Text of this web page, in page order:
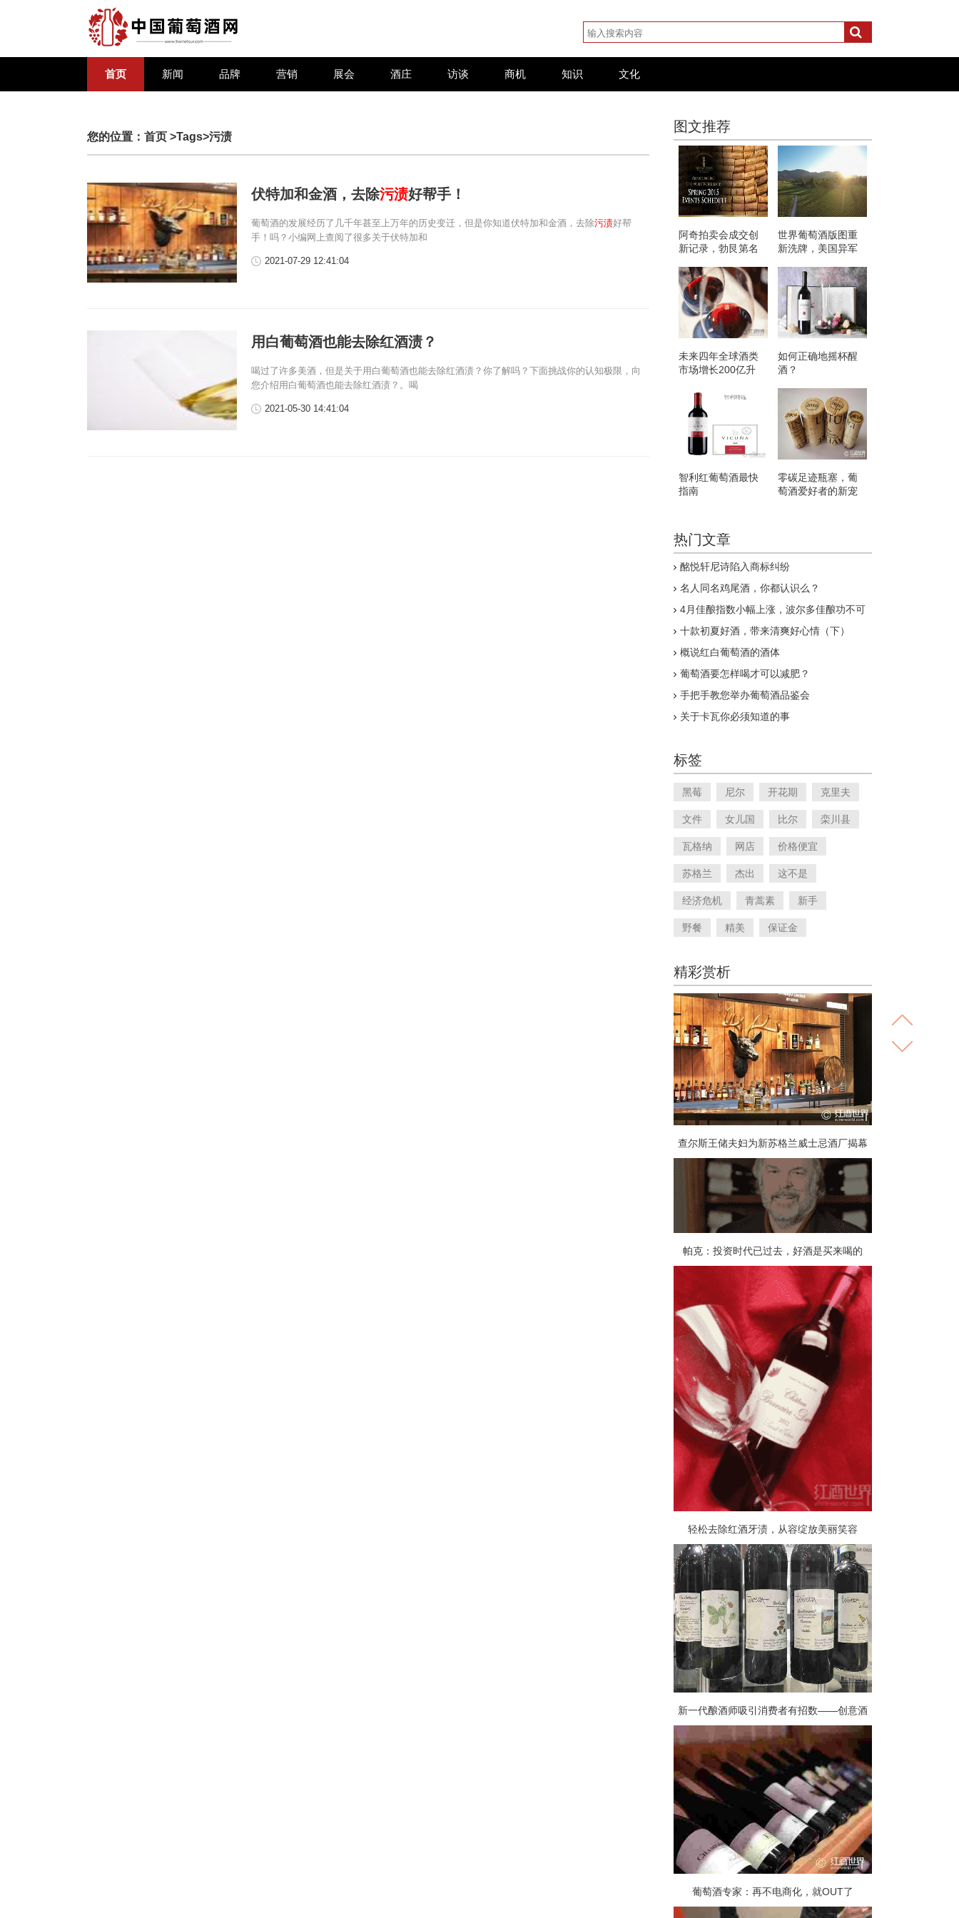
首页 新闻 品牌 营销 展会 酒庄 访谈 商机 知识 文化
您的位置： 首页 >Tags>污渍
伏特加和金酒，去除污渍好帮手！
葡萄酒的发展经历了几千年甚至上万年的历史变迁，但是你知道伏特加和金酒，去除污渍好帮
手！吗？小编网上查阅了很多关于伏特加和
2021-07-29 12:41:04
用白葡萄酒也能去除红酒渍？
喝过了许多美酒，但是关于用白葡萄酒也能去除红酒渍？你了解吗？下面挑战你的认知极限，向
您介绍用白葡萄酒也能去除红酒渍？。喝
2021-05-30 14:41:04
图文推荐
阿奇拍卖会成交创
新记录，勃艮第名
世界葡萄酒版图重
新洗牌，美国异军
未来四年全球酒类
市场增长200亿升
如何正确地摇杯醒
酒？
智利红葡萄酒最快
指南
零碳足迹瓶塞，葡
萄酒爱好者的新宠
热门文章
酩悦轩尼诗陷入商标纠纷
名人同名鸡尾酒，你都认识么？
4月佳酿指数小幅上涨，波尔多佳酿功不可
十款初夏好酒，带来清爽好心情（下）
概说红白葡萄酒的酒体
葡萄酒要怎样喝才可以减肥？
手把手教您举办葡萄酒品鉴会
关于卡瓦你必须知道的事
标签
黑莓 尼尔 开花期 克里夫
文件 女儿国 比尔 栾川县
瓦格纳 网店 价格便宜
苏格兰 杰出 这不是
经济危机 青蒿素 新手
野餐 精美 保证金
精彩赏析
查尔斯王储夫妇为新苏格兰威士忌酒厂揭幕
帕克：投资时代已过去，好酒是买来喝的
轻松去除红酒牙渍，从容绽放美丽笑容
新一代酿酒师吸引消费者有招数——创意酒
标博眼球
葡萄酒专家：再不电商化，就OUT了